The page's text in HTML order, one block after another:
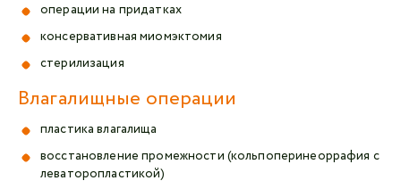
операции на придатках
консервативная миомэктомия
стерилизация
Влагалищные операции
пластика влагалища
восстановление промежности (кольпоперинеоррафия с
леваторопластикой)